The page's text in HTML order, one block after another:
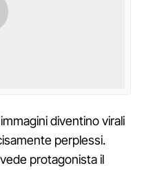
diventino virali
perplessi.
protagonista il